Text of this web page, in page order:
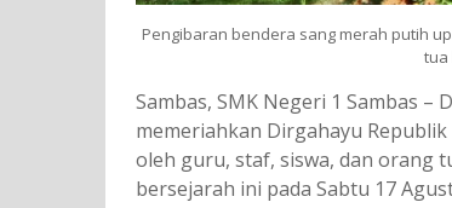
Pengibaran bendera sang merah putih
tua
Sambas, SMK Negeri 1 Sambas
memeriahkan Dirgahayu
oleh guru, staf, siswa, dan orang
bersejarah ini pada Sabtu 17